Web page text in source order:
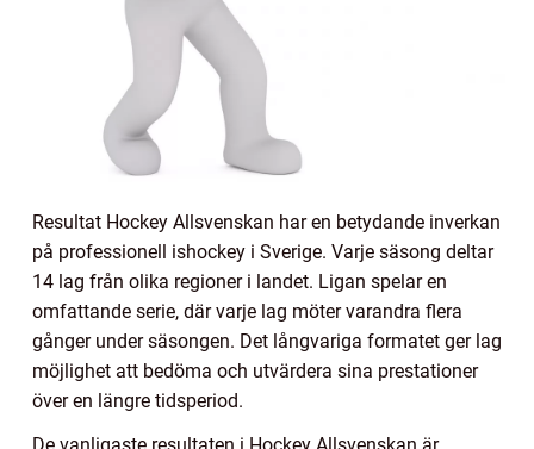
Resultat Hockey Allsvenskan har en betydande inverkan
på professionell ishockey i Sverige. Varje säsong deltar
14 lag från olika regioner i landet. Ligan spelar en
omfattande serie, där varje lag möter varandra flera
gånger under säsongen. Det långvariga formatet ger lag
möjlighet att bedöma och utvärdera sina prestationer
över en längre tidsperiod.